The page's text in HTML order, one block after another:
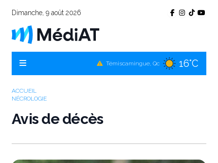
Dimanche, 9 août 2026
La Sarre, Qc 16°C
ACCUEIL
NÉCROLOGIE
Avis de décès